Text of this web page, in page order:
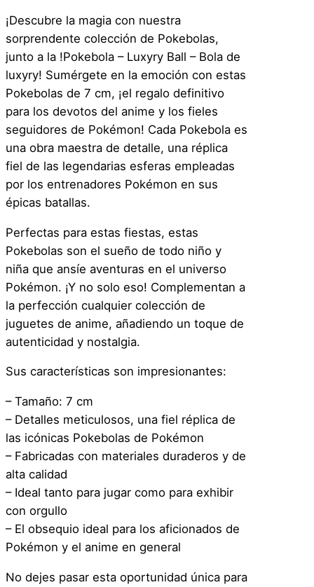
a
–
L
u
y
y
a
l
–
B
o
l
a
d
l
y
t
d
¡Descubre la magia con nuestra
sorprendente colección de Pokebolas,
junto a la !Pokebola – Luxyry Ball – Bola de
luxyry! Sumérgete en la emoción con estas
Pokebolas de 7 cm, ¡el regalo definitivo
para los devotos del anime y los fieles
seguidores de Pokémon! Cada Pokebola es
una obra maestra de detalle, una réplica
fiel de las legendarias esferas empleadas
por los entrenadores Pokémon en sus
épicas batallas.
Perfectas para estas fiestas, estas
Pokebolas son el sueño de todo niño y
niña que ansíe aventuras en el universo
Pokémon. ¡Y no solo eso! Complementan a
la perfección cualquier colección de
juguetes de anime, añadiendo un toque de
autenticidad y nostalgia.
Sus características son impresionantes:
– Tamaño: 7 cm
– Detalles meticulosos, una fiel réplica de
las icónicas Pokebolas de Pokémon
– Fabricadas con materiales duraderos y de
alta calidad
– Ideal tanto para jugar como para exhibir
con orgullo
– El obsequio ideal para los aficionados de
Pokémon y el anime en general
No dejes pasar esta oportunidad única para